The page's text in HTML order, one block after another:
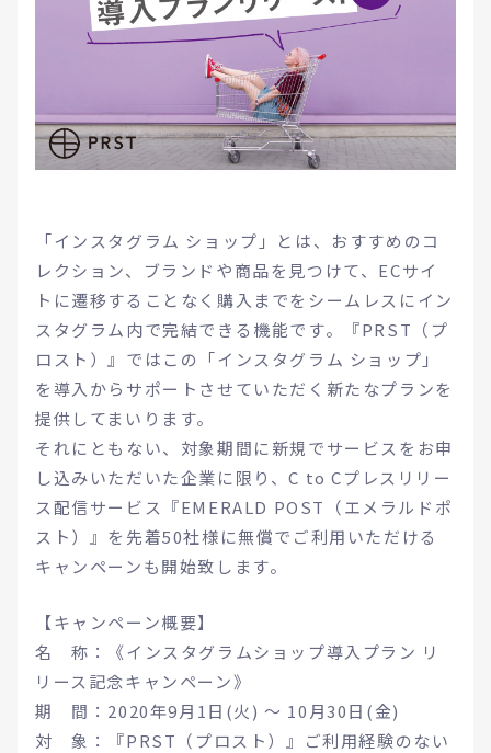
「インスタグラム ショップ」とは、おすすめのコ
レクション、ブランドや商品を見つけて、ECサイ
トに遷移することなく購入までをシームレスにイン
スタグラム内で完結できる機能です。『PRST（プ
ロスト）』ではこの「インスタグラム ショップ」
を導入からサポートさせていただく新たなプランを
提供してまいります。
それにともない、対象期間に新規でサービスをお申
し込みいただいた企業に限り、C to Cプレスリリー
ス配信サービス『EMERALD POST（エメラルドポ
スト）』を先着50社様に無償でご利用いただける
キャンペーンも開始致します。
【キャンペーン概要】
名 称：《インスタグラムショップ導入プラン リ
リース記念キャンペーン》
期 間：2020年9月1日(火) 〜 10月30日(金)
対 象：『PRST（プロスト）』ご利用経験のない